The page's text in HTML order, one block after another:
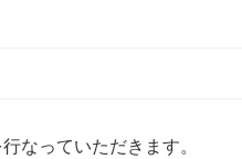
なっていただきます。